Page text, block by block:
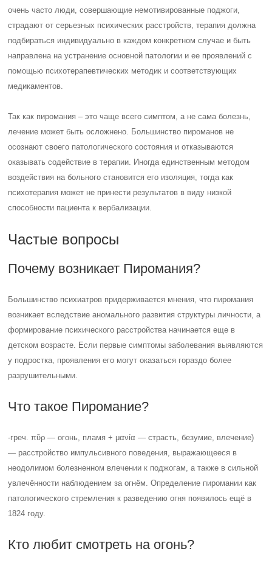
очень часто люди, совершающие немотивированные поджоги,
страдают от серьезных психических расстройств, терапия должна
подбираться индивидуально в каждом конкретном случае и быть
направлена на устранение основной патологии и ее проявлений с
помощью психотерапевтических методик и соответствующих
медикаментов.
Так как пиромания – это чаще всего симптом, а не сама болезнь,
лечение может быть осложнено. Большинство пироманов не
осознают своего патологического состояния и отказываются
оказывать содействие в терапии. Иногда единственным методом
воздействия на больного становится его изоляция, тогда как
психотерапия может не принести результатов в виду низкой
способности пациента к вербализации.
Частые вопросы
Почему возникает Пиромания?
Большинство психиатров придерживается мнения, что пиромания
возникает вследствие аномального развития структуры личности, а
формирование психического расстройства начинается еще в
детском возрасте. Если первые симптомы заболевания выявляются
у подростка, проявления его могут оказаться гораздо более
разрушительными.
Что такое Пиромание?
-греч. πῦρ — огонь, пламя + μανία — страсть, безумие, влечение)
— расстройство импульсивного поведения, выражающееся в
неодолимом болезненном влечении к поджогам, а также в сильной
увлечённости наблюдением за огнём. Определение пиромании как
патологического стремления к разведению огня появилось ещё в
1824 году.
Кто любит смотреть на огонь?